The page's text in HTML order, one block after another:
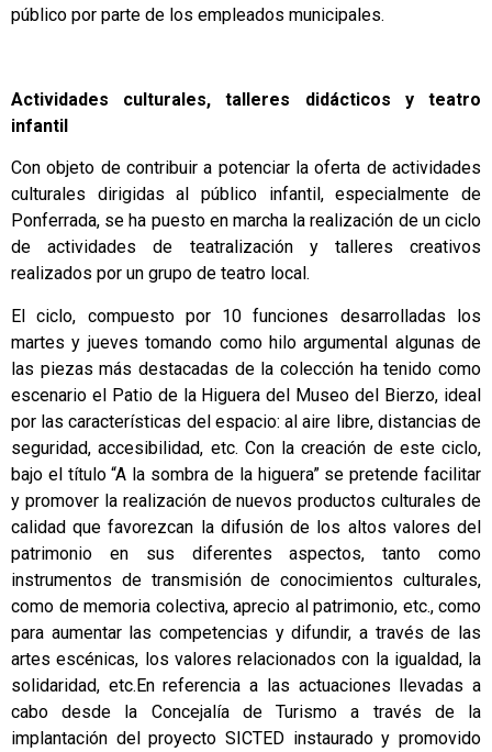
público por parte de los empleados municipales.
Actividades culturales, talleres didácticos y teatro
infantil
Con objeto de contribuir a potenciar la oferta de actividades
culturales dirigidas al público infantil, especialmente de
Ponferrada, se ha puesto en marcha la realización de un ciclo
de actividades de teatralización y talleres creativos
realizados por un grupo de teatro local.
El ciclo, compuesto por 10 funciones desarrolladas los
martes y jueves tomando como hilo argumental algunas de
las piezas más destacadas de la colección ha tenido como
escenario el Patio de la Higuera del Museo del Bierzo, ideal
por las características del espacio: al aire libre, distancias de
seguridad, accesibilidad, etc. Con la creación de este ciclo,
bajo el título “A la sombra de la higuera” se pretende facilitar
y promover la realización de nuevos productos culturales de
calidad que favorezcan la difusión de los altos valores del
patrimonio en sus diferentes aspectos, tanto como
instrumentos de transmisión de conocimientos culturales,
como de memoria colectiva, aprecio al patrimonio, etc., como
para aumentar las competencias y difundir, a través de las
artes escénicas, los valores relacionados con la igualdad, la
solidaridad, etc.En referencia a las actuaciones llevadas a
cabo desde la Concejalía de Turismo a través de la
implantación del proyecto SICTED instaurado y promovido